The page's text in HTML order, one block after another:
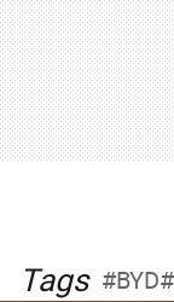
Tags BYD